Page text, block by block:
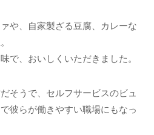
や、自家製ざる豆腐、カレーな
で、おいしくいただきました。
そうで、セルフサービスのビュ
彼らが働きやすい職場にもなっ